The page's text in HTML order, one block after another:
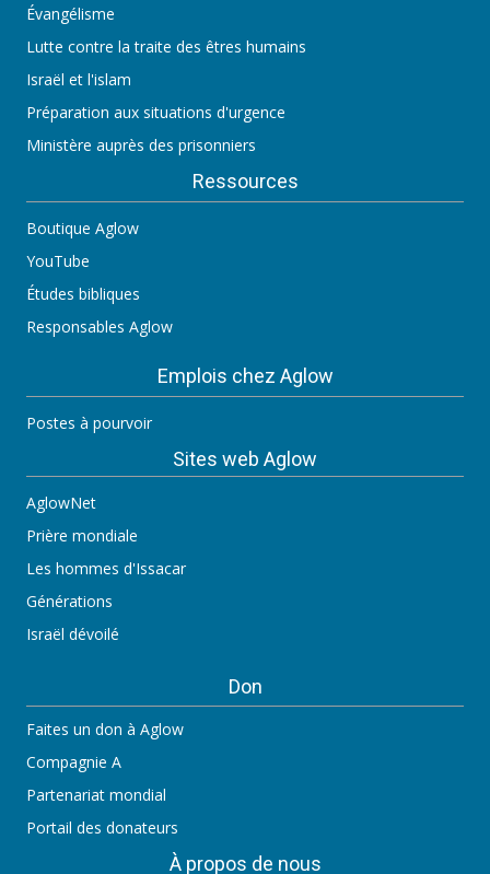
Évangélisme
Lutte contre la traite des êtres humains
Israël et l'islam
Préparation aux situations d'urgence
Ministère auprès des prisonniers
Ressources
Boutique Aglow
YouTube
Études bibliques
Responsables Aglow
Emplois chez Aglow
Postes à pourvoir
Sites web Aglow
AglowNet
Prière mondiale
Les hommes d'Issacar
Générations
Israël dévoilé
Don
Faites un don à Aglow
Compagnie A
Partenariat mondial
Portail des donateurs
À propos de nous